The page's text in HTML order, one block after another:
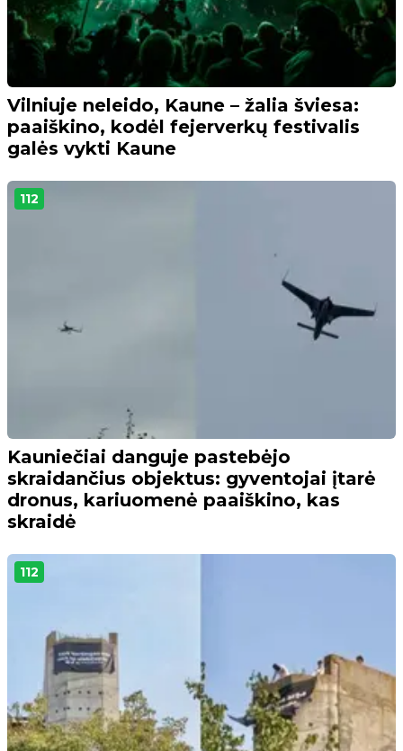
Vilniuje neleido, Kaune – žalia šviesa:
paaiškino, kodėl fejerverkų festivalis
galės vykti Kaune
112
Kauniečiai danguje pastebėjo
skraidančius objektus: gyventojai įtarė
dronus, kariuomenė paaiškino, kas
skraidė
112